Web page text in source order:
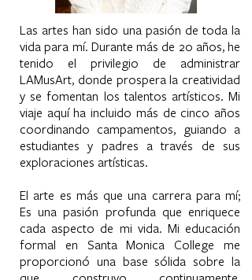
Las artes han sido una pasión de toda la
vida para mí. Durante más de 20 años, he
tenido el privilegio de administrar
LAMusArt, donde prospera la creatividad
y se fomentan los talentos artísticos. Mi
viaje aquí ha incluido más de cinco años
coordinando campamentos, guiando a
estudiantes y padres a través de sus
exploraciones artísticas.
El arte es más que una carrera para mí;
Es una pasión profunda que enriquece
cada aspecto de mi vida. Mi educación
formal en Santa Monica College me
proporcionó una base sólida sobre la